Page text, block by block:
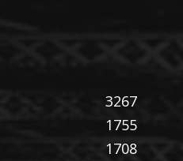
3267
1755
1708